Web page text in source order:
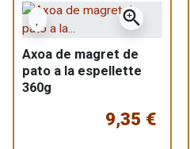
zoom_in
Axoa de magret de
pato a la espellette
360g
9,35 €